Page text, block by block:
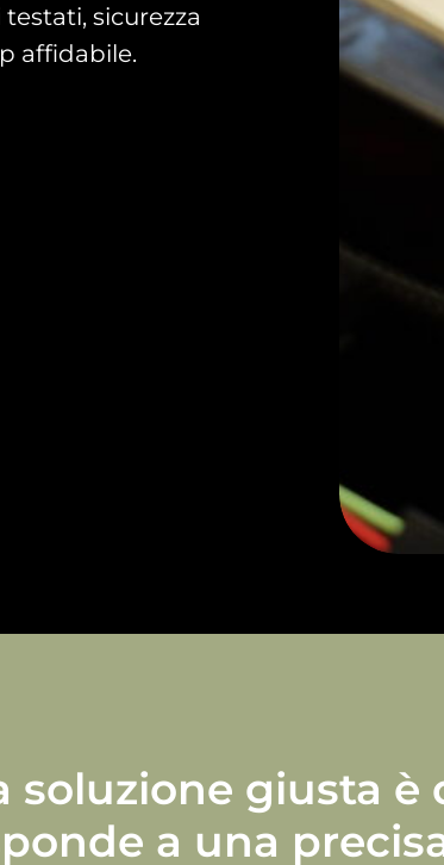
sicurezza
affidabile.
soluzione giusta è
a una